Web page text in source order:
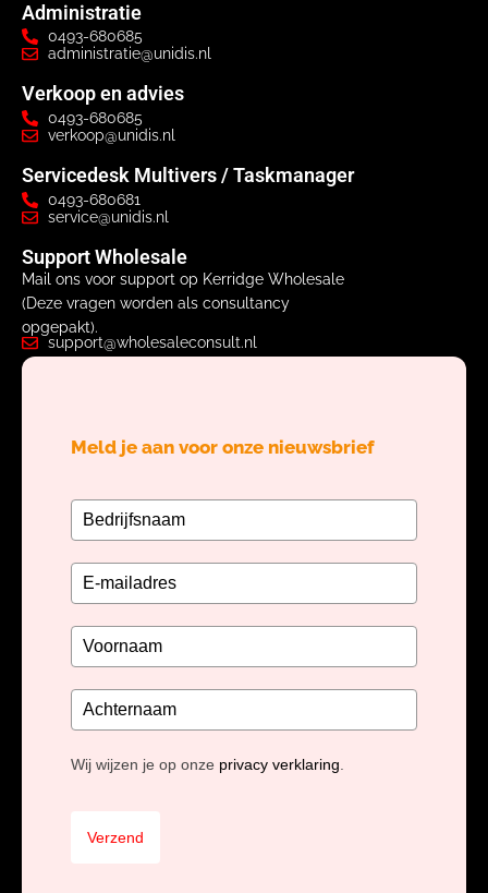
Administratie
0493-680685
administratie@unidis.nl
Verkoop en advies
0493-680685
verkoop@unidis.nl
Servicedesk Multivers / Taskmanager
0493-680681
service@unidis.nl
Support Wholesale
Mail ons voor support op Kerridge Wholesale
(Deze vragen worden als consultancy
opgepakt).
support@wholesaleconsult.nl
Meld je aan voor onze nieuwsbrief
Wij wijzen je op onze privacy verklaring
Verzend